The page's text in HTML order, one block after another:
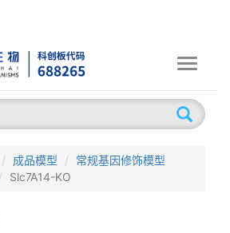
Toggle
成品模型
常规基因修饰模型
Slc7A14-KO